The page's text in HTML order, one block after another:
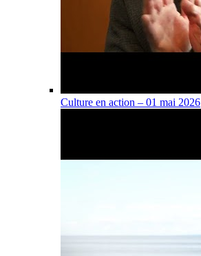
Culture en action – 01 mai 2026